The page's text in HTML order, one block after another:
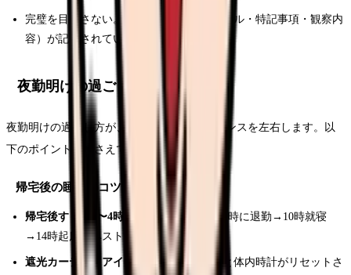
完璧を目指さない。最低限の情報（バイタル・特記事項・観察内
容）が記載されていればOK
夜勤明けの過ごし方と体調管理
夜勤明けの過ごし方が、次の日のパフォーマンスを左右します。以
下のポイントを押さえておきましょう。
帰宅後の睡眠のコツ
帰宅後すぐに3〜4時間の睡眠を取る：
朝9時に退勤→10時就寝
→14時起床がベスト
遮光カーテン＋アイマスク：
日光が入ると体内時計がリセットさ